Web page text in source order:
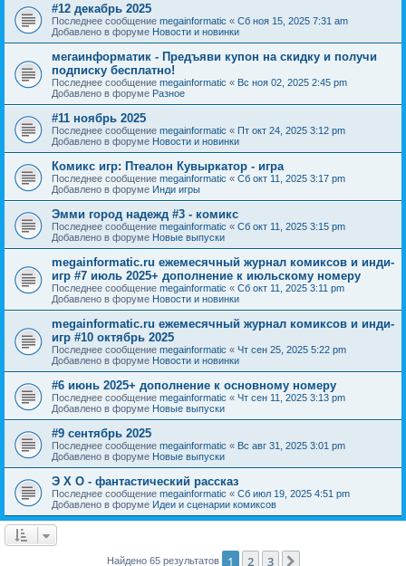
#12 декабрь 2025
Последнее сообщение megainformatic « Сб ноя 15, 2025 7:31 am
Добавлено в форуме Новости и новинки
мегаинформатик - Предъяви купон на скидку и получи
подписку бесплатно!
Последнее сообщение megainformatic « Вс ноя 02, 2025 2:45 pm
Добавлено в форуме Разное
#11 ноябрь 2025
Последнее сообщение megainformatic « Пт окт 24, 2025 3:12 pm
Добавлено в форуме Новости и новинки
Комикс игр: Птеалон Кувыркатор - игра
Последнее сообщение megainformatic « Сб окт 11, 2025 3:17 pm
Добавлено в форуме Инди игры
Эмми город надежд #3 - комикс
Последнее сообщение megainformatic « Сб окт 11, 2025 3:15 pm
Добавлено в форуме Новые выпуски
megainformatic.ru ежемесячный журнал комиксов и инди-
игр #7 июль 2025+ дополнение к июльскому номеру
Последнее сообщение megainformatic « Сб окт 11, 2025 3:11 pm
Добавлено в форуме Новости и новинки
megainformatic.ru ежемесячный журнал комиксов и инди-
игр #10 октябрь 2025
Последнее сообщение megainformatic « Чт сен 25, 2025 5:22 pm
Добавлено в форуме Новости и новинки
#6 июнь 2025+ дополнение к основному номеру
Последнее сообщение megainformatic « Чт сен 11, 2025 3:13 pm
Добавлено в форуме Новые выпуски
#9 сентябрь 2025
Последнее сообщение megainformatic « Вс авг 31, 2025 3:01 pm
Добавлено в форуме Новые выпуски
Э Х О - фантастический рассказ
Последнее сообщение megainformatic « Сб июл 19, 2025 4:51 pm
Добавлено в форуме Идеи и сценарии комиксов
Найдено 65 результатов 1 2 3